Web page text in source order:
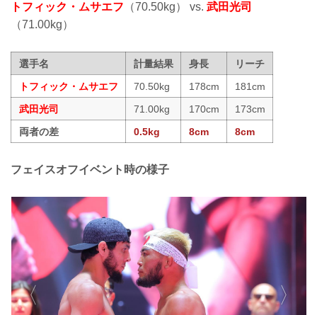
トフィック・ムサエフ （70.50kg） vs. 武田光司
（71.00kg）
選手名 計量結果 身長
リーチ
トフィック・ムサエフ
70.50kg 178cm
181cm
武田光司
71.00kg 170cm
173cm
両者の差
0.5kg 8cm 8cm
フェイスオフイベント時の様子